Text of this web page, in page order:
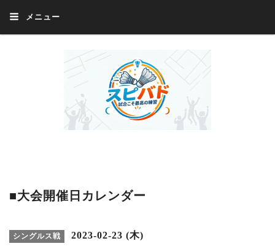
メニュー
■大会開催日カレンダー
シングルス戦 2023-02-23 (木)